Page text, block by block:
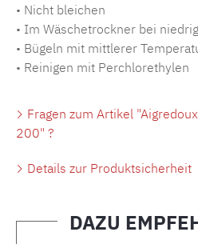
• Nicht bleichen
• Im Wäschetrockner bei
• Bügeln mit mittlerer
• Reinigen mit Perchlorethylen
Fragen zum Artikel
200" ?
Details zur Produktsicherheit
DAZU